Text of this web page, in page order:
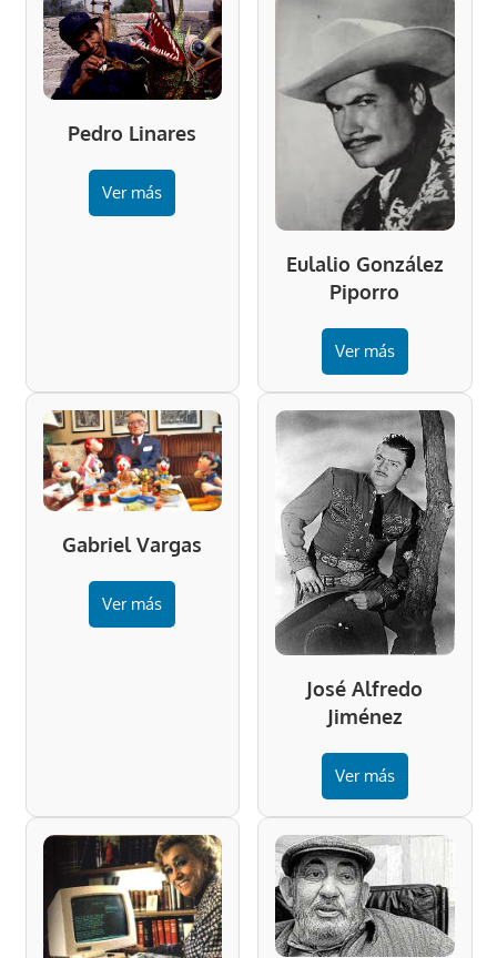
Pedro Linares
Ver más
Eulalio González
Piporro
Ver más
Gabriel Vargas
Ver más
José Alfredo
Jiménez
Ver más